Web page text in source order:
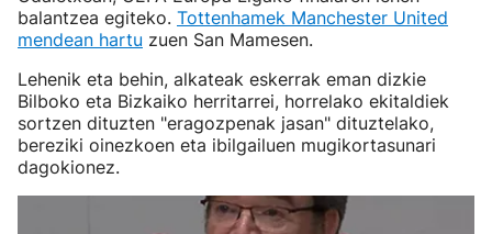
balantzea egiteko. Tottenhamek Manchester United
mendean hartu zuen San Mamesen.
Lehenik eta behin, alkateak eskerrak eman dizkie
Bilboko eta Bizkaiko herritarrei, horrelako ekitaldiek
sortzen dituzten "eragozpenak jasan" dituztelako,
bereziki oinezkoen eta ibilgailuen mugikortasunari
dagokionez.